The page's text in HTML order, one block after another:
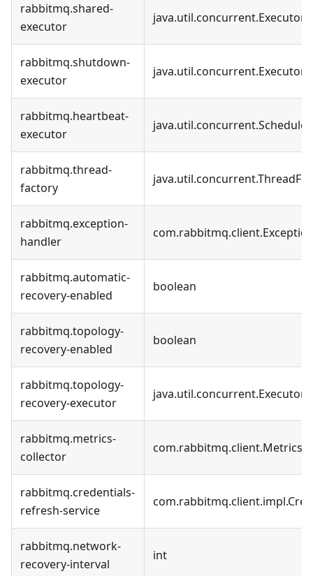
rabbitmq.shared-
executor
rabbitmq.shutdown-
executor
rabbitmq.heartbeat-
executor
rabbitmq.thread-
factory
rabbitmq.exception-
handler
rabbitmq.automatic-
recovery-enabled
boolean
rabbitmq.topology-
recovery-enabled
boolean
rabbitmq.topology-
recovery-executor
rabbitmq.metrics-
collector
rabbitmq.credentials-
refresh-service
rabbitmq.network-
recovery-interval
int